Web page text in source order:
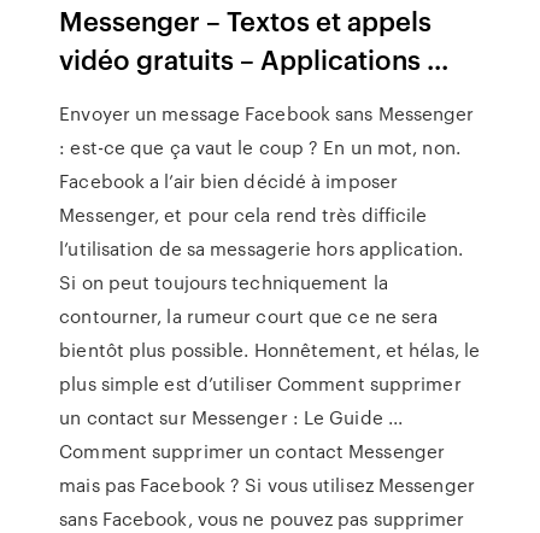
Messenger – Textos et appels
vidéo gratuits – Applications ...
Envoyer un message Facebook sans Messenger
: est-ce que ça vaut le coup ? En un mot, non.
Facebook a l’air bien décidé à imposer
Messenger, et pour cela rend très difficile
l’utilisation de sa messagerie hors application.
Si on peut toujours techniquement la
contourner, la rumeur court que ce ne sera
bientôt plus possible. Honnêtement, et hélas, le
plus simple est d’utiliser Comment supprimer
un contact sur Messenger : Le Guide ...
Comment supprimer un contact Messenger
mais pas Facebook ? Si vous utilisez Messenger
sans Facebook, vous ne pouvez pas supprimer